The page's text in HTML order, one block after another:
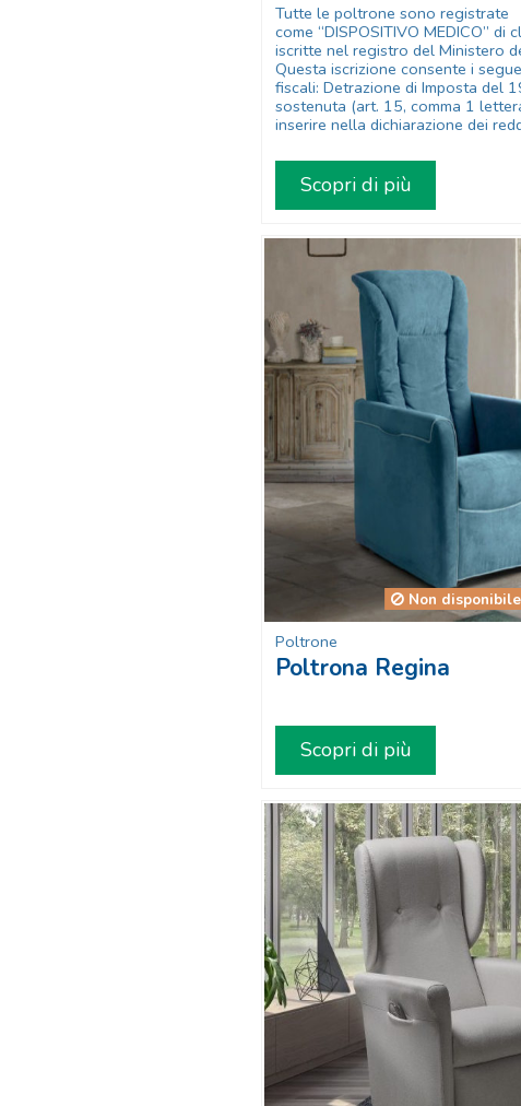
Tutte le poltrone sono registrate
come “DISPOSITIVO MEDICO” di
iscritte nel registro del Ministero
Questa iscrizione consente i
fiscali: Detrazione di Imposta del
sostenuta (art. 15, comma 1
inserire nella dichiarazione dei
Scopri di più
Non disponibile
Poltrone
Poltrona Regina
Scopri di più